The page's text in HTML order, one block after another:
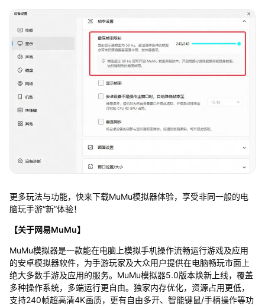
更多玩法与功能，快来下载MuMu模拟器体验，享受非同一般的电
脑玩手游“新”体验！
【关于网易MuMu】
MuMu模拟器是一款能在电脑上模拟手机操作流畅运行游戏及应用
的安卓模拟器软件，为手游玩家及大众用户提供在电脑畅玩市面上
绝大多数手游及应用的服务。MuMu模拟器5.0版本焕新上线，覆盖
多种操作系统，多端运行更自由。独家内存优化，资源占用更低，
支持240帧超高清4K画质，更有自由多开、智能键鼠/手柄操作等功